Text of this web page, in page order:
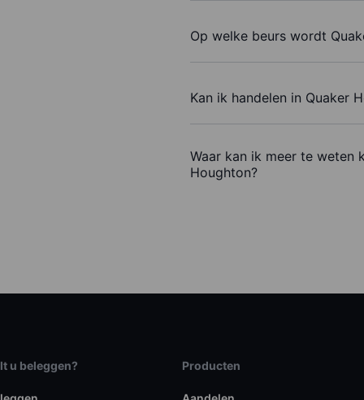
Op welke beurs wordt
Kan ik handelen in Quaker
Waar kan ik meer te weten
Houghton?
u beleggen? Producten